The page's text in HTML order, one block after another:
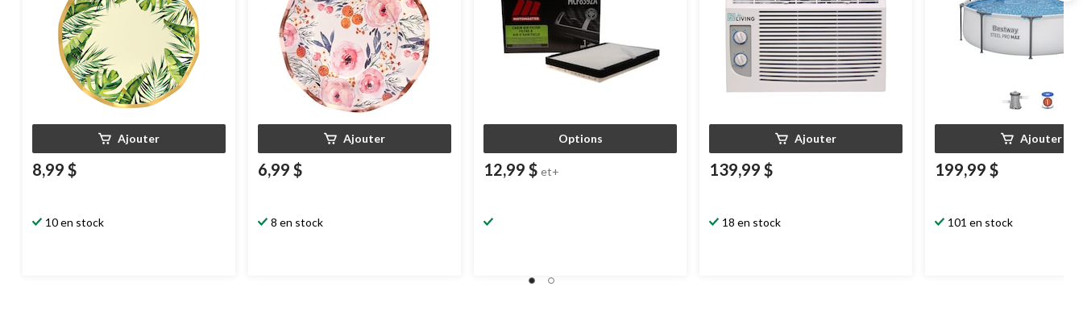
Ajouter
8,99 $
10 en stock
Ajouter
6,99 $
8 en stock
Options
12,99 $ et+
Ajouter
139,99 $
18 en stock
Ajouter
199,99 $
101 en stock